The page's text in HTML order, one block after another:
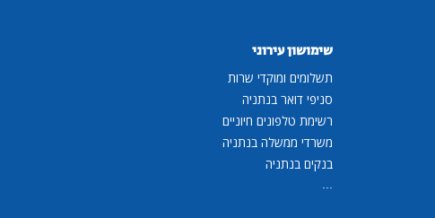
שימושון עירוני
תשלומים ומוקדי שרות
סניפי דואר בנתניה
רשימת טלפונים חיוניים
משרדי ממשלה בנתניה
בנקים בנתניה
...